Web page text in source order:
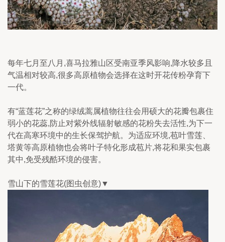
每年七月至八月,喜马拉雅山区受南亚季风影响,降水较多且
气温相对较高,很多高原植物会选择在这时开花传粉孕育下
一代。
有“蓝莲花”之称的绿绒蒿属植物往往会用硕大的花瓣包裹住
弱小的花蕊,防止对紫外线辐射敏感的花粉失去活性,为下一
代在高寒环境中的生长保驾护航。为适应环境,苞叶雪莲、
塔黄等高原植物也会将叶子特化形成苞片,将花和果实包裹
其中,免受残酷环境的侵害。
雪山下的雪莲花(图虫创意)▼